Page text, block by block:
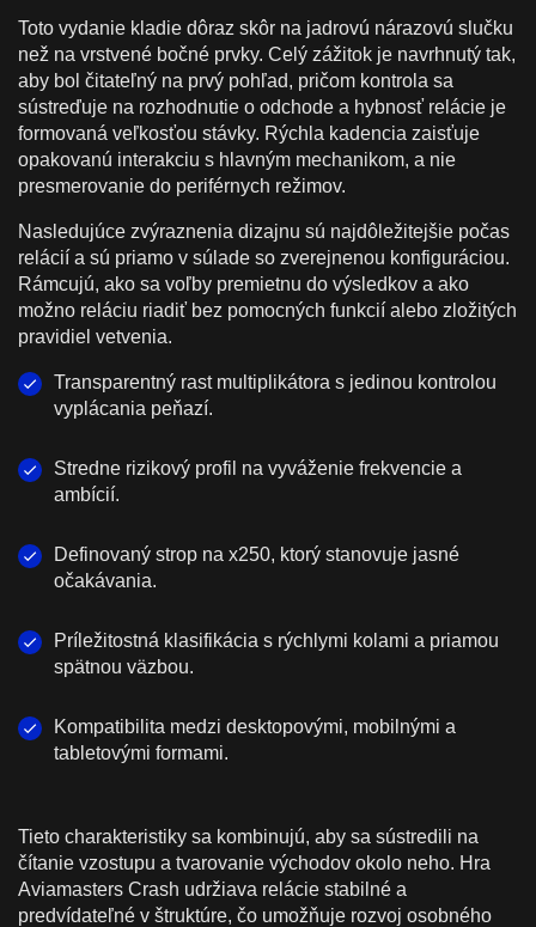
Toto vydanie kladie dôraz skôr na jadrovú nárazovú slučku
než na vrstvené bočné prvky. Celý zážitok je navrhnutý tak,
aby bol čitateľný na prvý pohľad, pričom kontrola sa
sústreďuje na rozhodnutie o odchode a hybnosť relácie je
formovaná veľkosťou stávky. Rýchla kadencia zaisťuje
opakovanú interakciu s hlavným mechanikom, a nie
presmerovanie do periférnych režimov.
Nasledujúce zvýraznenia dizajnu sú najdôležitejšie počas
relácií a sú priamo v súlade so zverejnenou konfiguráciou.
Rámcujú, ako sa voľby premietnu do výsledkov a ako
možno reláciu riadiť bez pomocných funkcií alebo zložitých
pravidiel vetvenia.
Transparentný rast multiplikátora s jedinou kontrolou
vyplácania peňazí.
Stredne rizikový profil na vyváženie frekvencie a
ambícií.
Definovaný strop na x250, ktorý stanovuje jasné
očakávania.
Príležitostná klasifikácia s rýchlymi kolami a priamou
spätnou väzbou.
Kompatibilita medzi desktopovými, mobilnými a
tabletovými formami.
Tieto charakteristiky sa kombinujú, aby sa sústredili na
čítanie vzostupu a tvarovanie východov okolo neho. Hra
Aviamasters Crash udržiava relácie stabilné a
predvídateľné v štruktúre, čo umožňuje rozvoj osobného